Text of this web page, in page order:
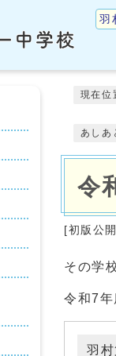
羽
現在位
あしあ
令
[初版公
その学
令和7
羽